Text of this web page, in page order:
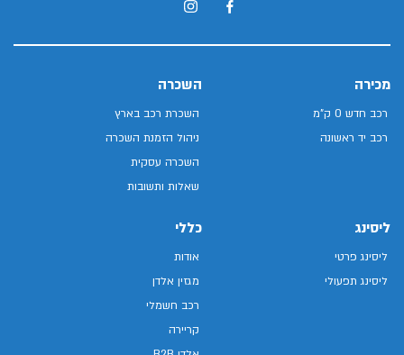
מכירה
רכב חדש 0 ק"מ
רכב יד ראשונה
השכרה
השכרת רכב בארץ
ניהול הזמנת השכרה
השכרה עסקית
שאלות ותשובות
ליסינג
ליסינג פרטי
ליסינג תפעולי
כללי
אודות
מגזין אלדן
רכב חשמלי
קריירה